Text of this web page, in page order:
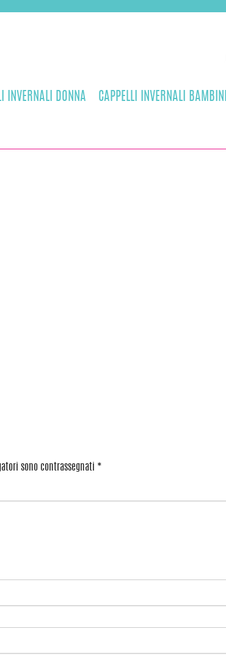
INVERNALI DONNA CAPPELLI INVERNALI BAMBINI
sono contrassegnati *